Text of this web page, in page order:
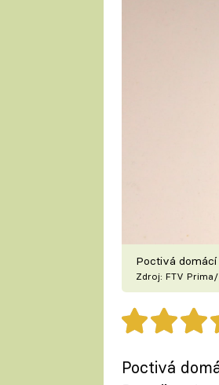
Poctivá domácí
Zdroj: FTV
Poctivá